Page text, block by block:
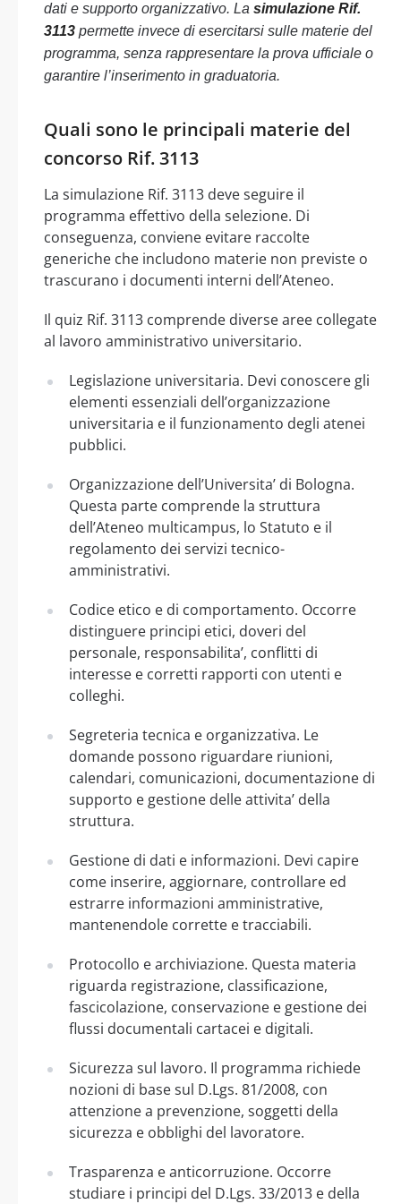
dati e supporto organizzativo. La simulazione Rif.
3113 permette invece di esercitarsi sulle materie del
programma, senza rappresentare la prova ufficiale o
garantire l’inserimento in graduatoria.
Quali sono le principali materie del
concorso Rif. 3113
La simulazione Rif. 3113 deve seguire il
programma effettivo della selezione. Di
conseguenza, conviene evitare raccolte
generiche che includono materie non previste o
trascurano i documenti interni dell’Ateneo.
Il quiz Rif. 3113 comprende diverse aree collegate
al lavoro amministrativo universitario.
Legislazione universitaria. Devi conoscere gli
elementi essenziali dell’organizzazione
universitaria e il funzionamento degli atenei
pubblici.
Organizzazione dell’Universita’ di Bologna.
Questa parte comprende la struttura
dell’Ateneo multicampus, lo Statuto e il
regolamento dei servizi tecnico-
amministrativi.
Codice etico e di comportamento. Occorre
distinguere principi etici, doveri del
personale, responsabilita’, conflitti di
interesse e corretti rapporti con utenti e
colleghi.
Segreteria tecnica e organizzativa. Le
domande possono riguardare riunioni,
calendari, comunicazioni, documentazione di
supporto e gestione delle attivita’ della
struttura.
Gestione di dati e informazioni. Devi capire
come inserire, aggiornare, controllare ed
estrarre informazioni amministrative,
mantenendole corrette e tracciabili.
Protocollo e archiviazione. Questa materia
riguarda registrazione, classificazione,
fascicolazione, conservazione e gestione dei
flussi documentali cartacei e digitali.
Sicurezza sul lavoro. Il programma richiede
nozioni di base sul D.Lgs. 81/2008, con
attenzione a prevenzione, soggetti della
sicurezza e obblighi del lavoratore.
Trasparenza e anticorruzione. Occorre
studiare i principi del D.Lgs. 33/2013 e della